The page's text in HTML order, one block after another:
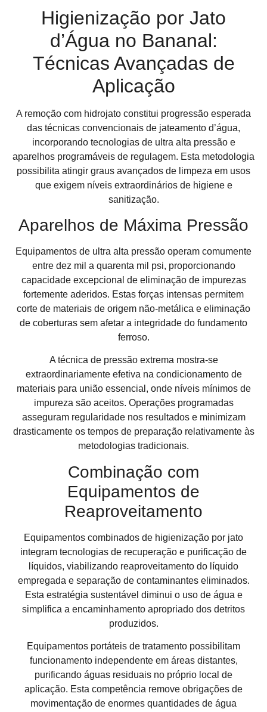
Higienização por Jato
d’Água no Bananal:
Técnicas Avançadas de
Aplicação
A remoção com hidrojato constitui progressão esperada
das técnicas convencionais de jateamento d’água,
incorporando tecnologias de ultra alta pressão e
aparelhos programáveis de regulagem. Esta metodologia
possibilita atingir graus avançados de limpeza em usos
que exigem níveis extraordinários de higiene e
sanitização.
Aparelhos de Máxima Pressão
Equipamentos de ultra alta pressão operam comumente
entre dez mil a quarenta mil psi, proporcionando
capacidade excepcional de eliminação de impurezas
fortemente aderidos. Estas forças intensas permitem
corte de materiais de origem não-metálica e eliminação
de coberturas sem afetar a integridade do fundamento
ferroso.
A técnica de pressão extrema mostra-se
extraordinariamente efetiva na condicionamento de
materiais para união essencial, onde níveis mínimos de
impureza são aceitos. Operações programadas
asseguram regularidade nos resultados e minimizam
drasticamente os tempos de preparação relativamente às
metodologias tradicionais.
Combinação com
Equipamentos de
Reaproveitamento
Equipamentos combinados de higienização por jato
integram tecnologias de recuperação e purificação de
líquidos, viabilizando reaproveitamento do líquido
empregada e separação de contaminantes eliminados.
Esta estratégia sustentável diminui o uso de água e
simplifica a encaminhamento apropriado dos detritos
produzidos.
Equipamentos portáteis de tratamento possibilitam
funcionamento independente em áreas distantes,
purificando águas residuais no próprio local de
aplicação. Esta competência remove obrigações de
movimentação de enormes quantidades de água